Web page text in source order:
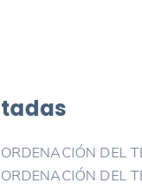
DEL
DEL